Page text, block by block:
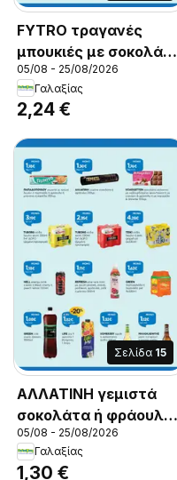
FYTRO τραγανές
μπουκιές με σοκολάτα
γάλακτος 375γρ.,
FYTRO τραγανές
μπουκιές με σοκολάτα
γάλακτος 375γρ.
05/08 - 25/08/2026
Γαλαξίας
2,24 €
Σελίδα 15
ΑΛΛΑΤΙΝΗ γεμιστά
σοκολάτα ή φράουλα
230γρ., ΑΛΛΑΤΙΝΗ
γεμιστά σοκολάτα ή
05/08 - 25/08/2026
Γαλαξίας
1,30 €